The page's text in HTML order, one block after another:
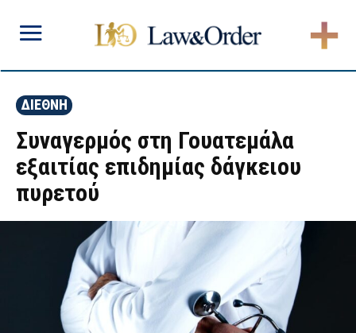
ΔΙΕΘΝΗ
Συναγερμός στη Γουατεμάλα
εξαιτίας επιδημίας δάγκειου
πυρετού